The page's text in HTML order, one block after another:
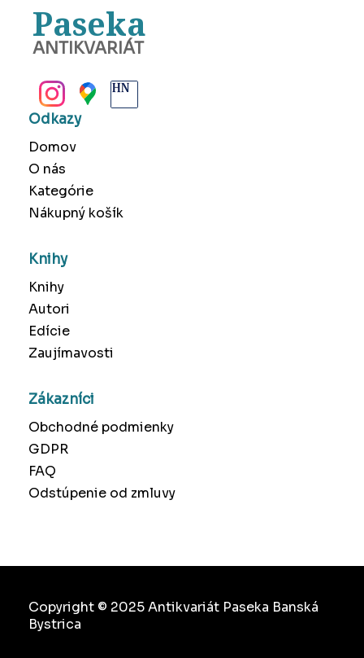
Paseka
ANTIKVARIÁT
Odkazy
Domov
O nás
Kategórie
Nákupný košík
Knihy
Knihy
Autori
Edície
Zaujímavosti
Zákazníci
Obchodné podmienky
GDPR
FAQ
Odstúpenie od zmluvy
Copyright © 2025 Antikvariát Paseka Banská
Bystrica